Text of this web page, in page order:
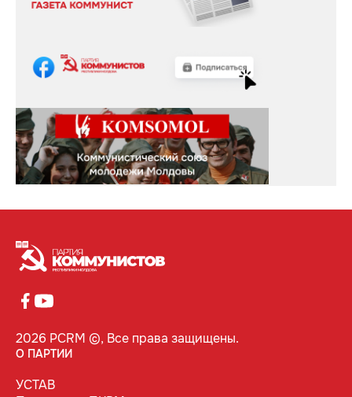
2026 PCRM ©, Все права защищены.
О ПАРТИИ
УСТАВ